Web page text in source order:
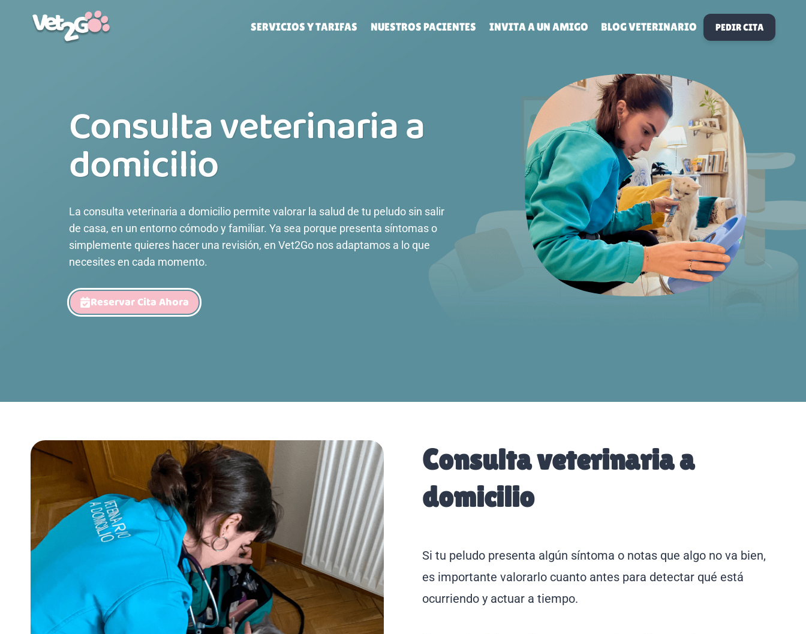
SERVICIOS Y TARIFAS NUESTROS PACIENTES INVITA A UN AMIGO BLOG VETERINARIO PEDIR CITA
Consulta veterinaria a
domicilio
La consulta veterinaria a domicilio permite valorar la salud de tu peludo sin salir
de casa, en un entorno cómodo y familiar. Ya sea porque presenta síntomas o
simplemente quieres hacer una revisión, en Vet2Go nos adaptamos a lo que
necesites en cada momento.
Reservar Cita Ahora
Consulta veterinaria a
domicilio
Si tu peludo presenta algún síntoma o notas que algo no va bien,
es importante valorarlo cuanto antes para detectar qué está
ocurriendo y actuar a tiempo.